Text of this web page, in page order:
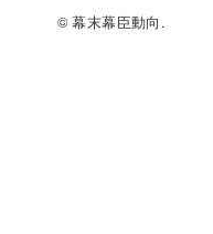
© 幕末幕臣動向.